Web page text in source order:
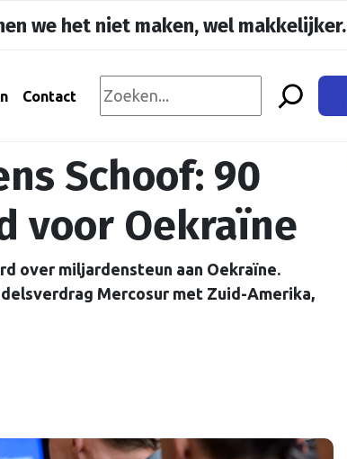
we het niet maken, wel makkelijker.
Contact
Schoof: 90
voor Oekraïne
over miljardensteun aan Oekraïne.
Mercosur met Zuid-Amerika,